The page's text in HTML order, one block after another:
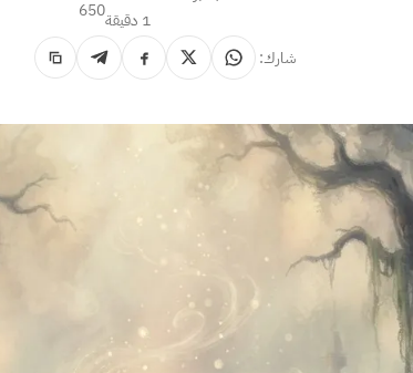
1 دقيقة
650
شارك: